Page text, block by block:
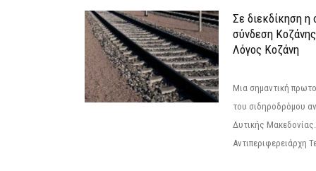
Σε διεκδίκηση η
σύνδεση
Λόγος Κοζάνη
Μια σημαντική
του σιδηροδρόμου
Δυτικής
Αντιπεριφερειάρχη